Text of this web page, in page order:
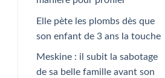
Elle pète les plombs dès que
son enfant de 3 ans la touche
Meskine : il subit la sabotage
de sa belle famille avant son